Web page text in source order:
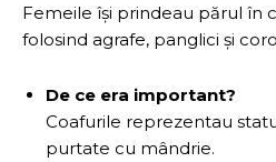
Femeile își prindeau părul în
folosind agrafe, panglici și
De ce era important?
Coafurile reprezentau
purtate cu mândrie.